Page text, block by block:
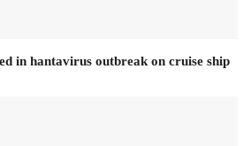
in hantavirus outbreak on cruise ship